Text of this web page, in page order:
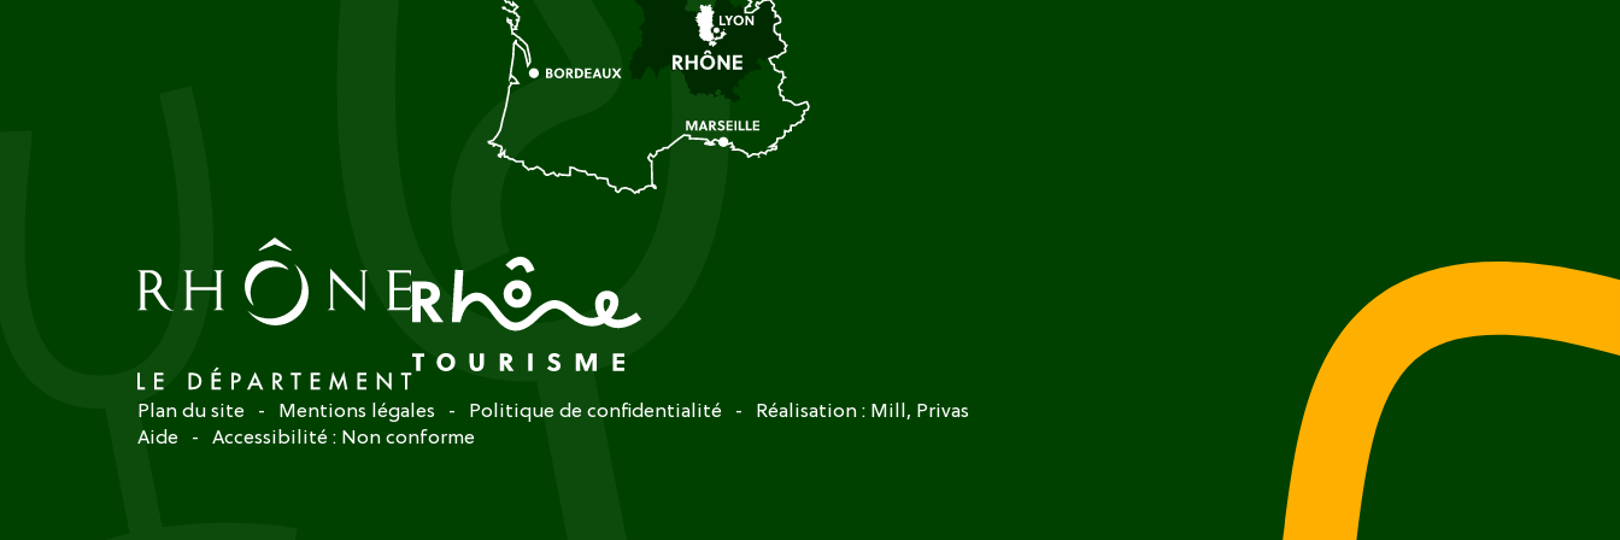
Plan du site Mentions légales Politique de confidentialité Réalisation : Mill, Privas
Aide
Accessibilité : Non conforme